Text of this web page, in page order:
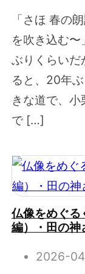
「さほ 春の
を吹き込む
ぶりくらいだ
ると、20年
きな道で、
で […]
仏像をめぐ
編）・田の神
2026-